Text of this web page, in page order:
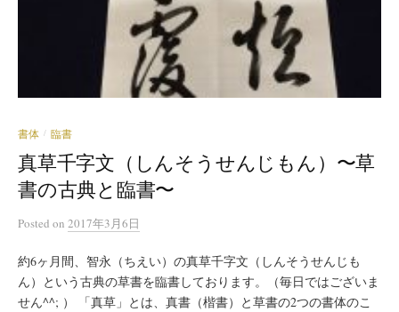
書体 / 臨書
真草千字文（しんそうせんじもん）〜草
書の古典と臨書〜
Posted on 2017年3月6日
約6ヶ月間、智永（ちえい）の真草千字文（しんそうせんじも
ん）という古典の草書を臨書しております。（毎日ではございま
せん^^; ） 「真草」とは、真書（楷書）と草書の2つの書体のこ